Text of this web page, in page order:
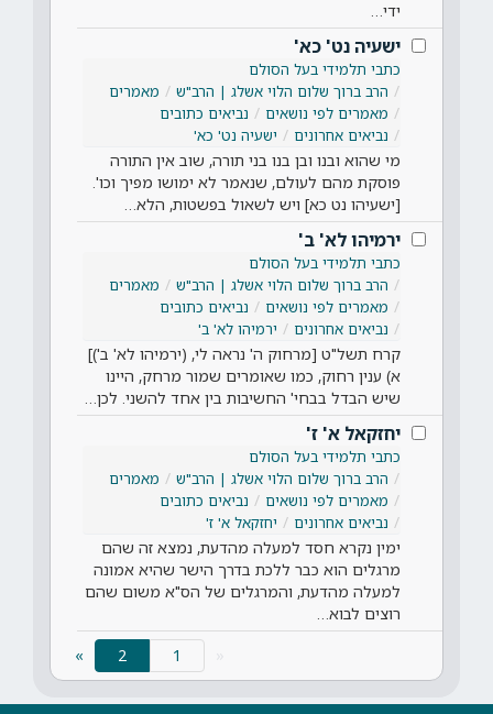
ידי…
ישעיה נט' כא'
כתבי תלמידי בעל הסולם
הרב ברוך שלום הלוי אשלג | הרב"ש
מאמרים
מאמרים לפי נושאים
נביאים כתובים
נביאים אחרונים
ישעיה נט' כא'
מי שהוא ובנו ובן בנו בני תורה, שוב אין התורה
פוסקת מהם לעולם, שנאמר לא ימושו מפיך וכו'.
[ישעיהו נט כא] ויש לשאול בפשטות, הלא…
ירמיהו לא' ב'
כתבי תלמידי בעל הסולם
הרב ברוך שלום הלוי אשלג | הרב"ש
מאמרים
מאמרים לפי נושאים
נביאים כתובים
נביאים אחרונים
ירמיהו לא' ב'
קרח תשל"ט [מרחוק ה' נראה לי, (ירמיהו לא' ב')]
א) ענין רחוק, כמו שאומרים שמור מרחק, היינו
שיש הבדל בבחי' החשיבות בין אחד להשני. לכן…
יחזקאל א' ז'
כתבי תלמידי בעל הסולם
הרב ברוך שלום הלוי אשלג | הרב"ש
מאמרים
מאמרים לפי נושאים
נביאים כתובים
נביאים אחרונים
יחזקאל א' ז'
ימין נקרא חסד למעלה מהדעת, נמצא זה שהם
מרגלים הוא כבר ללכת בדרך הישר שהיא אמונה
למעלה מהדעת, והמרגלים של הס"א משום שהם
רוצים לבוא…
2
»